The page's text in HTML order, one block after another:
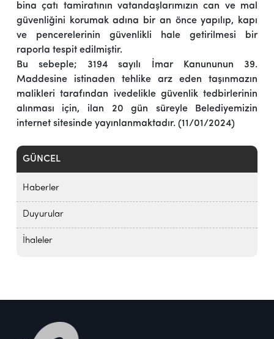
GÜNCEL
Haberler
Duyurular
İhaleler
bina çatı tamiratının vatandaşlarımızın can ve mal
güvenliğini korumak adına bir an önce yapılıp, kapı
ve pencerelerinin güvenlikli hale getirilmesi bir
raporla tespit edilmiştir.
Bu sebeple; 3194 sayılı İmar Kanununun 39.
Maddesine istinaden tehlike arz eden taşınmazın
malikleri tarafından ivedelikle güvenlik tedbirlerinin
alınması için, ilan 20 gün süreyle Belediyemizin
internet sitesinde yayınlanmaktadır. (11/01/2024)